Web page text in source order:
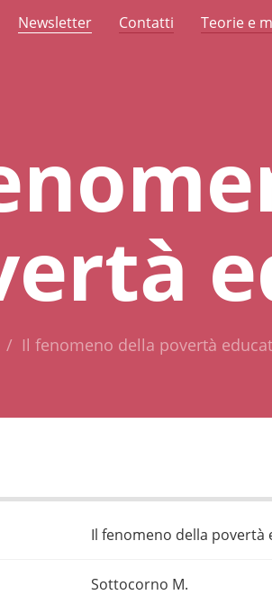
Newsletter Contatti Teorie e
Il fenomeno della povertà
Il fenomeno della povertà
Sottocorno M.